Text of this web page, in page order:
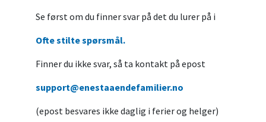
Se først om du finner svar på det du lurer på i
Ofte stilte spørsmål.
Finner du ikke svar, så ta kontakt på epost
support@enestaaendefamilier.no
(epost besvares ikke daglig i ferier og helger)